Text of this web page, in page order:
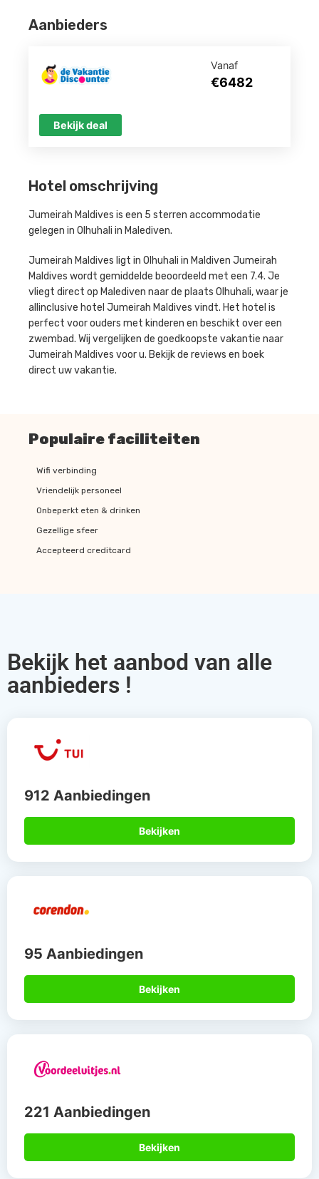
Hotel omschrijving
Jumeirah Maldives is een 5 sterren accommodatie
gelegen in Olhuhali in Malediven.
Jumeirah Maldives ligt in Olhuhali in Maldiven Jumeirah
Maldives wordt gemiddelde beoordeeld met een 7.4. Je
vliegt direct op Malediven naar de plaats Olhuhali, waar je
allinclusive hotel Jumeirah Maldives vindt. Het hotel is
perfect voor ouders met kinderen en beschikt over een
zwembad. Wij vergelijken de goedkoopste vakantie naar
Jumeirah Maldives voor u. Bekijk de reviews en boek
direct uw vakantie.
Aanbieders
Vanaf
€6482
Bekijk deal
Populaire faciliteiten
Wifi verbinding
Vriendelijk personeel
Onbeperkt eten & drinken
Gezellige sfeer
Accepteerd creditcard
Bekijk het aanbod van alle
aanbieders !
912 Aanbiedingen
Bekijken
95 Aanbiedingen
Bekijken
221 Aanbiedingen
Bekijken